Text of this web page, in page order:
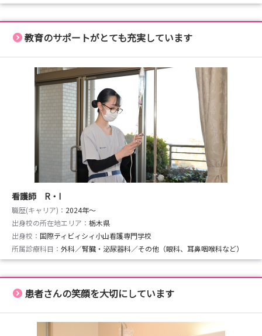
教育のサポートがとても充実しています
看護師 R・I
職歴(キャリア)： 2024年〜
出身校の所在地エリア： 栃木県
出身校： 国際ティビィシィ小山看護専門学校
所属診療科目： 外科／腎臓・泌尿器科／その他（眼科、耳鼻咽喉科など）
患者さんの笑顔を大切にしています